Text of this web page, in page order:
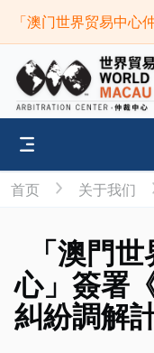
首页 关于我们
「澳門
心」簽署
糾紛調解